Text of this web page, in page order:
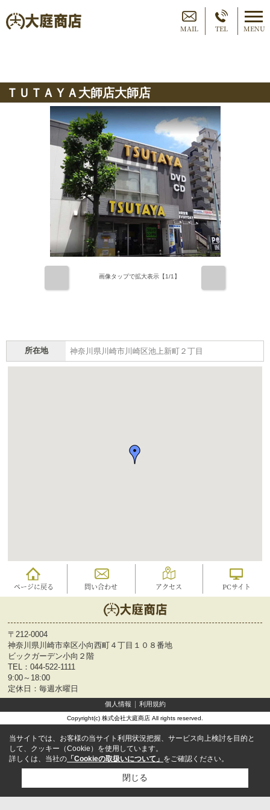
MAIL TEL MENU
ＴＵＴＡＹＡ大師店大師店
画像タップで拡大表示【1/1】
所在地 神奈川県川崎市川崎区池上新町２丁目
ページに戻る 問い合わせ アクセス PCサイト
〒212-0004
神奈川県川崎市幸区小向西町４丁目１０８番地
ビックガーデン小向２階
TEL： 044-522-1111
9:00～18:00
定休日：毎週水曜日
個人情報 利用規約
Copyright(c) 株式会社大庭商店 All rights reserved.
当サイトでは、お客様の当サイト利用状況把握、サービス向上検討を目的と
して、クッキー（Cookie）を使用しています。
詳しくは、当社の 「Cookieの取扱いについて」 をご確認ください。
閉じる